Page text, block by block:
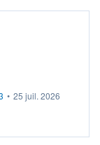
• 25 juil. 2026